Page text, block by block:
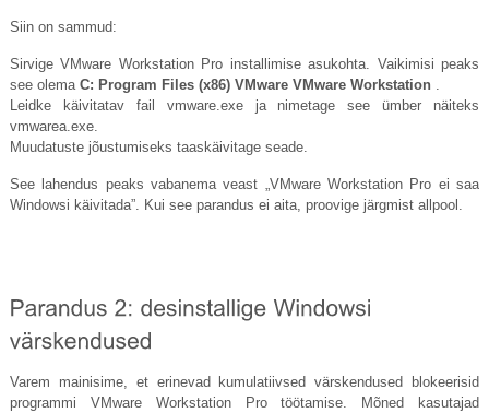
Siin on sammud:
Sirvige VMware Workstation Pro installimise asukohta. Vaikimisi peaks
see olema C: Program Files (x86) VMware VMware Workstation .
Leidke käivitatav fail vmware.exeja nimetage see ümber näiteks
vmwarea.exe.
Muudatuste jõustumiseks taaskäivitage seade.
See lahendus peaks vabanema veast „VMware Workstation Pro ei saa
Windowsi käivitada”. Kui see parandus ei aita, proovige järgmist allpool.
Varem mainisime, et erinevad kumulatiivsed värskendused blokeerisid
programmi VMware Workstation Pro töötamise. Mõned kasutajad